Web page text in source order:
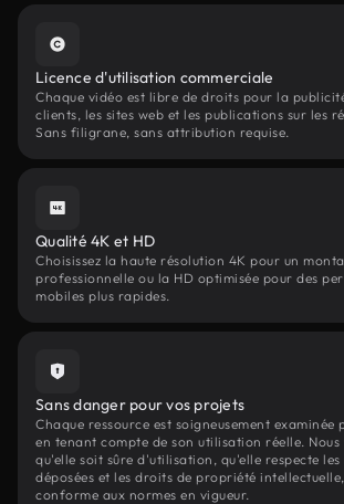
Licence d'utilisation commerciale
Chaque vidéo est libre de droits pour la
clients, les sites web et les publications sur les
Sans filigrane, sans attribution requise.
Qualité 4K et HD
Choisissez la haute résolution 4K pour un
professionnelle ou la HD optimisée pour des
mobiles plus rapides.
Sans danger pour vos projets
Chaque ressource est soigneusement examinée
en tenant compte de son utilisation réelle. Nous
qu'elle soit sûre d'utilisation, qu'elle respecte les
déposées et les droits de propriété
conforme aux normes en vigueur.